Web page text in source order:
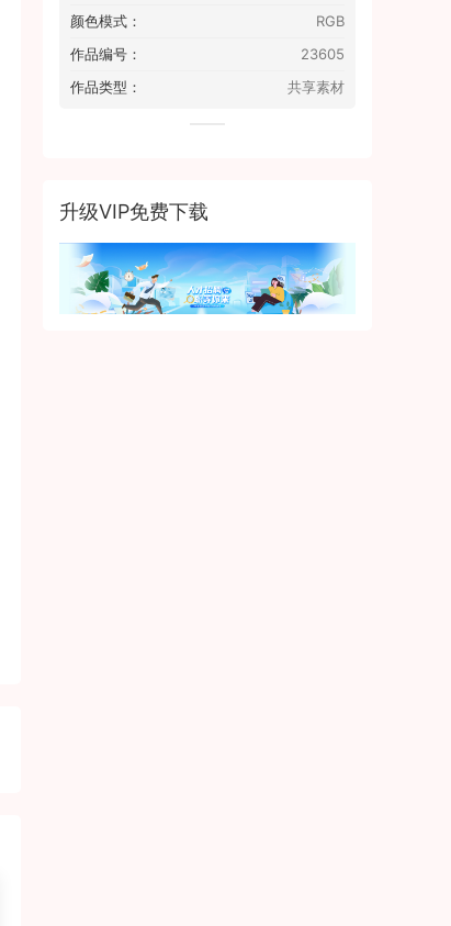
颜色模式：
RGB
作品编号：
23605
作品类型：
共享素材
升级VIP免费下载